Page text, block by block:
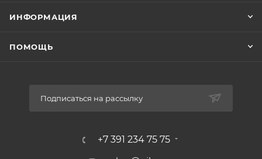
ИНФОРМАЦИЯ
ПОМОЩЬ
Подписаться на рассылку
+7 391 234 75 75